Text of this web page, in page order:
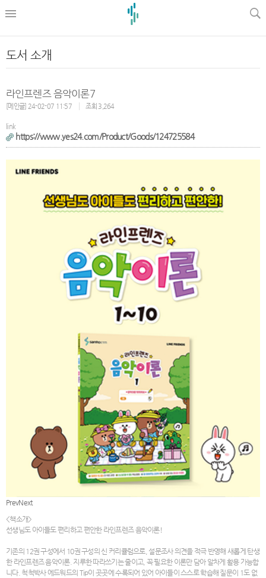
도서 소개
라인프렌즈 음악이론7
[메인글] 24-02-07 11:57 조회 3,264
link
https://www.yes24.com/Product/Goods/124725584
PrevNext
<책소개>
선생님도 아이들도 편리하고 편안한 라인프렌즈 음악이론!
기존의 12권 구성에서 10권 구성의 신 커리큘럼으로, 설문조사 의견을 적극 반영해 새롭게 탄생
한 라인프렌즈 음악이론. 지루한 따라쓰기는 줄이고, 꼭 필요한 이론만 담아 알차게 활용 가능합
니다. 척척박사 에드워드의 Tip이 곳곳에 수록되어 있어 아이들이 스스로 학습해 질문이 1도 없